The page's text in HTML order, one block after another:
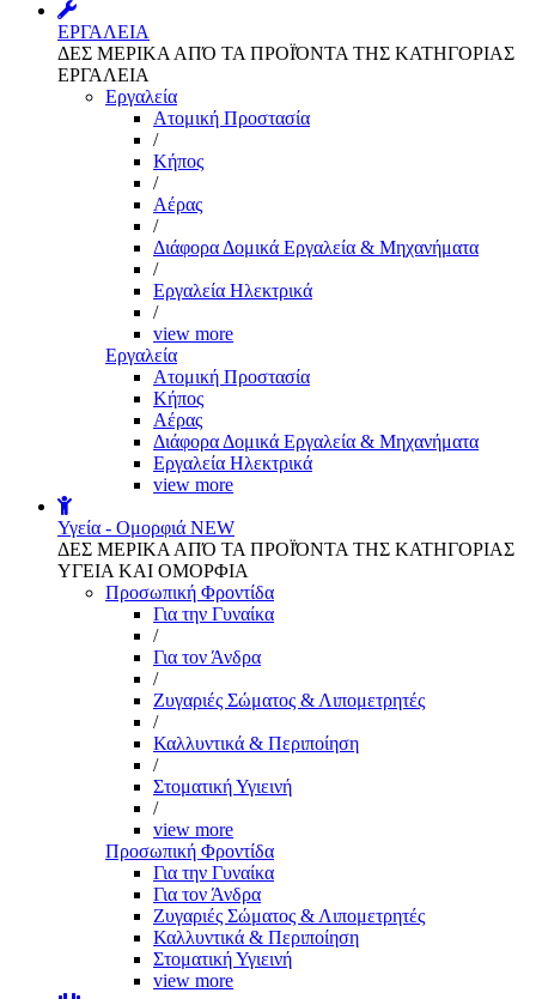
ΕΡΓΑΛΕΙΑ
ΔΕΣ ΜΕΡΙΚΑ ΑΠΌ ΤΑ ΠΡΟΪΌΝΤΑ ΤΗΣ ΚΑΤΗΓΟΡΙΑΣ
ΕΡΓΑΛΕΙΑ
Εργαλεία
Aτομική Προστασία
/
Kήπος
/
Αέρας
/
Διάφορα Δομικά Εργαλεία & Μηχανήματα
/
Εργαλεία Ηλεκτρικά
/
view more
Εργαλεία
Aτομική Προστασία
Kήπος
Αέρας
Διάφορα Δομικά Εργαλεία & Μηχανήματα
Εργαλεία Ηλεκτρικά
view more
Υγεία - Ομορφιά NEW
ΔΕΣ ΜΕΡΙΚΑ ΑΠΌ ΤΑ ΠΡΟΪΌΝΤΑ ΤΗΣ ΚΑΤΗΓΟΡΙΑΣ
ΥΓΕΙΑ ΚΑΙ ΟΜΟΡΦΙΑ
Προσωπική Φροντίδα
Για την Γυναίκα
/
Για τον Άνδρα
/
Ζυγαριές Σώματος & Λιπομετρητές
/
Καλλυντικά & Περιποίηση
/
Στοματική Υγιεινή
/
view more
Προσωπική Φροντίδα
Για την Γυναίκα
Για τον Άνδρα
Ζυγαριές Σώματος & Λιπομετρητές
Καλλυντικά & Περιποίηση
Στοματική Υγιεινή
view more